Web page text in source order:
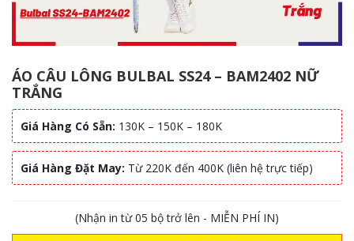
ÁO CÂU LÔNG BULBAL SS24 – BAM2402 NỮ
TRẮNG
Giá Hàng Có Sẵn: 130K – 150K – 180K
Giá Hàng Đặt May: Từ 220K đến 400K (liên hệ trực tiếp)
(Nhận in từ 05 bộ trở lên - MIỄN PHÍ IN)